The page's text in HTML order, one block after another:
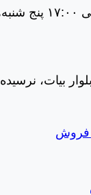
بیات،
فروش